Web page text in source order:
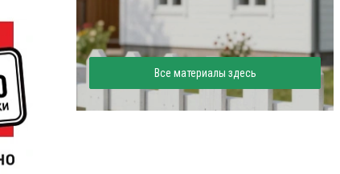
Все материалы здесь